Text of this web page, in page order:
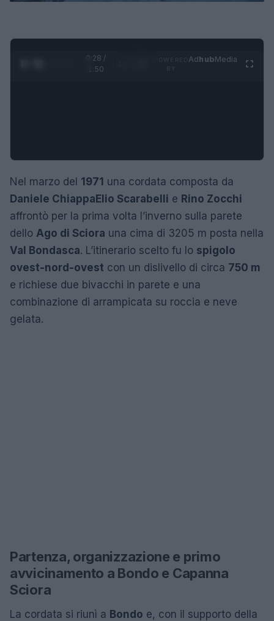
0:29 /
1:50
AdhubMedia
Nel marzo del 1971 una cordata composta da
Daniele Chiappa Elio Scarabelli e Rino Zocchi
affrontò per la prima volta l’inverno sulla parete
dello Ago di Sciora una cima di 3205 m posta nella
Val Bondasca. L’itinerario scelto fu lo spigolo
ovest-nord-ovest con un dislivello di circa 750 m
e richiese due bivacchi in parete e una
combinazione di arrampicata su roccia e neve
gelata.
Partenza, organizzazione e primo
avvicinamento a Bondo e Capanna
Sciora
La cordata si riunì a Bondo e, con il supporto della